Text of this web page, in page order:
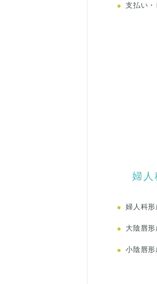
支払い・
婦人
婦人科形
大陰唇形
小陰唇形